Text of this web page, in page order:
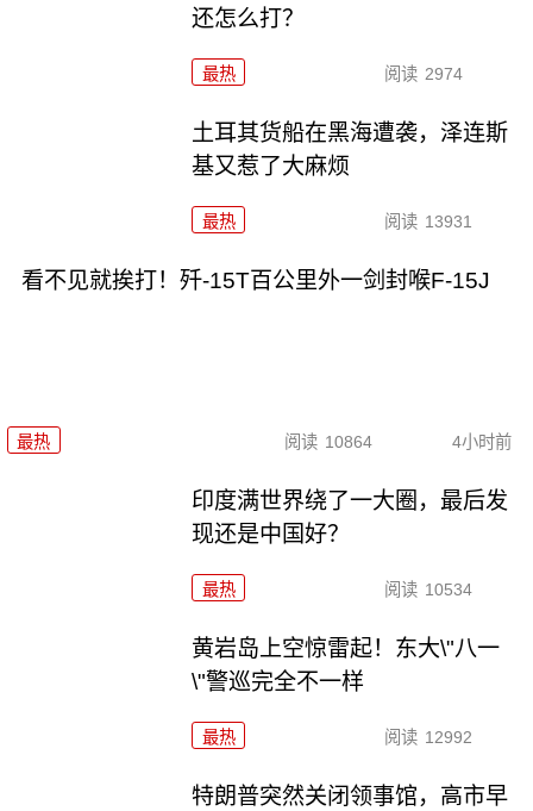
还怎么打？
最热 阅读 2974
土耳其货船在黑海遭袭，泽连斯
基又惹了大麻烦
最热 阅读 13931
看不见就挨打！歼-15T百公里外一剑封喉F-15J
最热 阅读 10864 4小时前
印度满世界绕了一大圈，最后发
现还是中国好？
最热 阅读 10534
黄岩岛上空惊雷起！东大\"八一
\"警巡完全不一样
最热 阅读 12992
特朗普突然关闭领事馆，高市早